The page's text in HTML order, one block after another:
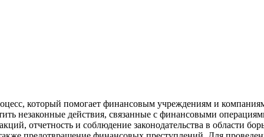
который помогает финансовым учреждениям и
незаконные действия, связанные с финансовыми
отчетность и соблюдение законодательства в области